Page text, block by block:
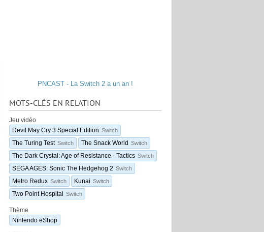
PNCAST - La Switch 2 a un an !
MOTS-CLÉS EN RELATION
Jeu vidéo
Devil May Cry 3 Special Edition Switch
The Turing Test Switch The Snack World Switch
The Dark Crystal: Age of Resistance - Tactics Switch
SEGA AGES: Sonic The Hedgehog 2 Switch
Metro Redux Switch Kunai Switch
Two Point Hospital Switch
Thème
Nintendo eShop